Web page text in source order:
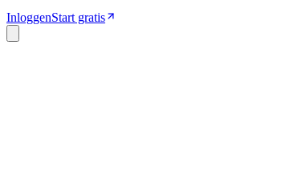
InloggenStart gratis